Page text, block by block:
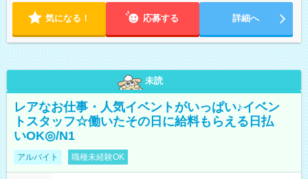
気になる！ 応募する 詳細へ
未読
レアなお仕事・人気イベントがいっぱい♪イベン
トスタッフ☆働いたその日に給料もらえる日払
いOK◎/N1
アルバイト 職種未経験OK